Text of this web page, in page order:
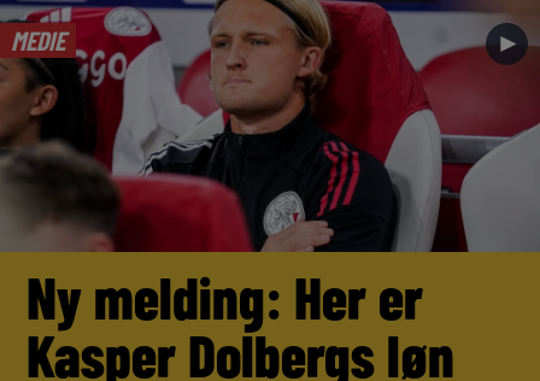
MEDIE ►
Ny melding: Her er
Kasper Dolbergs løn